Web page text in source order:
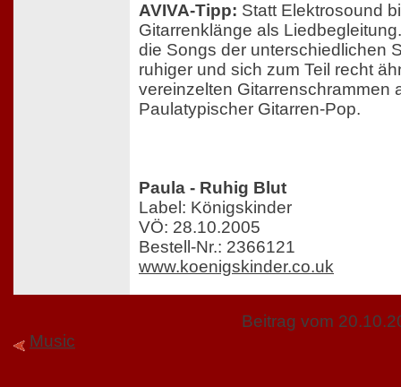
AVIVA-Tipp: Statt Elektrosound
Gitarrenklänge als
die Songs der unterschiedlichen
ruhiger und sich zum Teil recht
vereinzelten Gitarrenschrammen
Paulatypischer Gitarren-Pop.
Paula - Ruhig Blut
Label: Königskinder
VÖ: 28.10.2005
Bestell-Nr.: 2366121
www.koenigskinder.co.uk
Music
Beitrag vom